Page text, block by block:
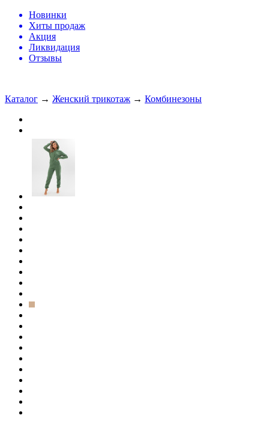
Новинки
Хиты продаж
Акция
Ликвидация
Отзывы
Каталог → Женский трикотаж → Комбинезоны